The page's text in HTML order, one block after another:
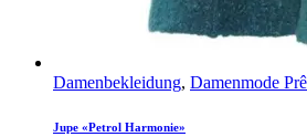
Damenbekleidung, Damenmode
Jupe «Petrol Harmonie»